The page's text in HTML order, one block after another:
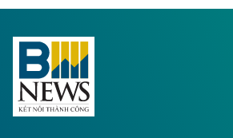
25,1 km được kỳ vọng sẽ tạo động
tế - xã hội khu vực phía Nam đồng